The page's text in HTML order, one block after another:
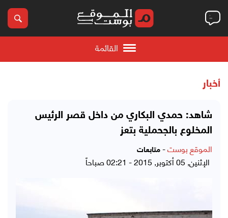
القائمة
أخبار
شاهد: حمدي البكاري من داخل قصر الرئيس
المخلوع بالجحملية بتعز
الموقع بوست- متابعات
الإثنين, 05 أكتوبر, 2015 - 02:21 صباحاً